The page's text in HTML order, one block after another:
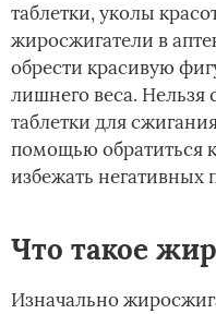
таблетки, уколы
жиросжигатели в
обрести красивую
лишнего веса. Нельзя
таблетки для
помощью обратиться
избежать негативных
Что такое
Изначально